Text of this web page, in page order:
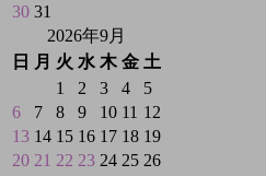
30 31
2026年9月
日
月 火 水 木 金 土
1
2 3 4
5
6
7 8 9 10 11 12
13 14 15 16 17 18 19
20 21 22 23 24 25 26